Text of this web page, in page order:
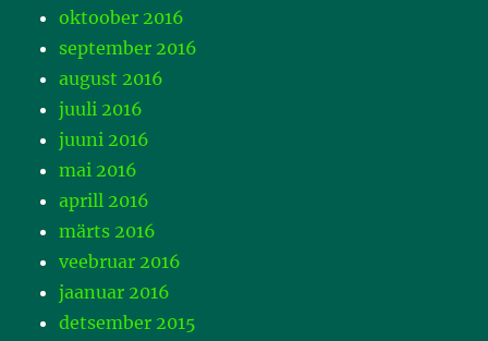
oktoober 2016
september 2016
august 2016
juuli 2016
juuni 2016
mai 2016
aprill 2016
märts 2016
veebruar 2016
jaanuar 2016
detsember 2015